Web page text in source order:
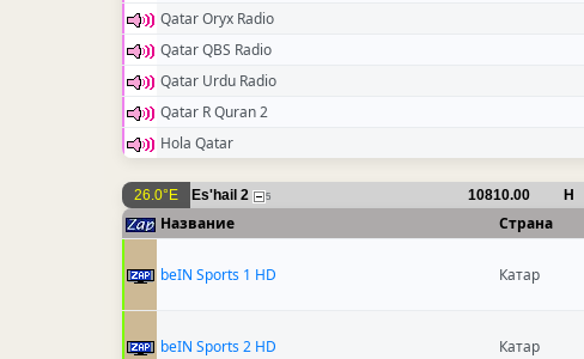
Qatar Oryx Radio
Qatar QBS Radio
Qatar Urdu Radio
Qatar R Quran 2
Hola Qatar
26.0°E Es'hail 2 5 10810.00 H
Название Страна
beIN Sports 1 HD Катар
beIN Sports 2 HD Катар